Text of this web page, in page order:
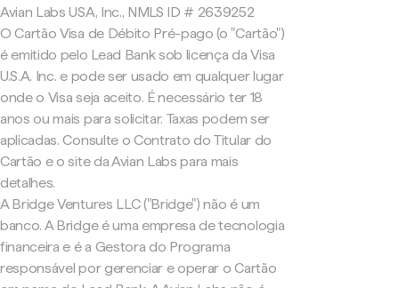
Avian Labs USA, Inc., NMLS ID # 2639252
O Cartão Visa de Débito Pré-pago (o "Cartão")
é emitido pelo Lead Bank sob licença da Visa
U.S.A. Inc. e pode ser usado em qualquer lugar
onde o Visa seja aceito. É necessário ter 18
anos ou mais para solicitar. Taxas podem ser
aplicadas. Consulte o Contrato do Titular do
Cartão e o site da Avian Labs para mais
detalhes.
A Bridge Ventures LLC ("Bridge") não é um
banco. A Bridge é uma empresa de tecnologia
financeira e é a Gestora do Programa
responsável por gerenciar e operar o Cartão